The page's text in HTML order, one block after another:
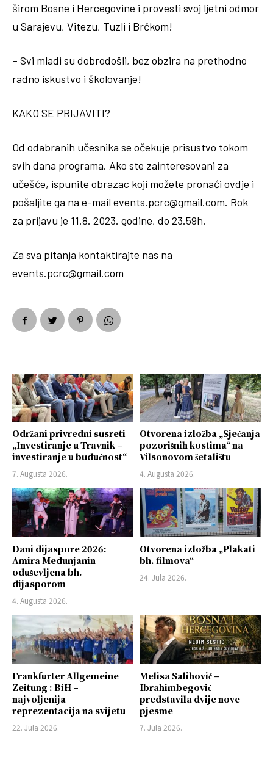
širom Bosne i Hercegovine i provesti svoj ljetni odmor
u Sarajevu, Vitezu, Tuzli i Brčkom!
– Svi mladi su dobrodošli, bez obzira na prethodno
radno iskustvo i školovanje!
KAKO SE PRIJAVITI?
Od odabranih učesnika se očekuje prisustvo tokom
svih dana programa. Ako ste zainteresovani za
učešće, ispunite obrazac koji možete pronaći ovdje i
pošaljite ga na e-mail events.pcrc@gmail.com. Rok
za prijavu je 11.8. 2023. godine, do 23.59h.
Za sva pitanja kontaktirajte nas na
events.pcrc@gmail.com
Održani privredni susreti
„Investiranje u Travnik –
investiranje u budućnost“
7. Augusta 2026.
Otvorena izložba „Sjećanja
pozorišnih kostima“ na
Vilsonovom šetalištu
4. Augusta 2026.
Dani dijaspore 2026:
Amira Medunjanin
oduševljena bh.
dijasporom
4. Augusta 2026.
Otvorena izložba „Plakati
bh. filmova“
24. Jula 2026.
Frankfurter Allgemeine
Zeitung : BiH –
najvoljenija
reprezentacija na svijetu
22. Jula 2026.
Melisa Salihović –
Ibrahimbegović
predstavila dvije nove
pjesme
7. Jula 2026.